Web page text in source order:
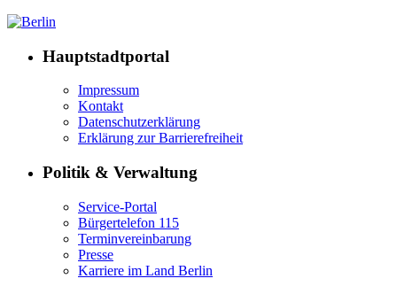
Hauptstadtportal
Impressum
Kontakt
Datenschutzerklärung
Erklärung zur Barrierefreiheit
Politik & Verwaltung
Service-Portal
Bürgertelefon 115
Terminvereinbarung
Presse
Karriere im Land Berlin